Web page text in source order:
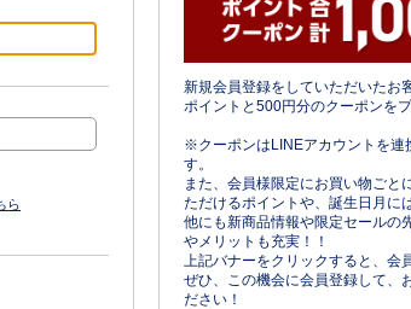
ら
新規会員登録をしていただいたお
ポイントと500円分のクーポンを
※クーポンはLINEアカウントを連
す。
また、会員様限定にお買い物ごと
ただけるポイントや、誕生日月に
他にも新商品情報や限定セールの
やメリットも充実！！
上記バナーをクリックすると、会
ぜひ、この機会に会員登録して、
ださい！